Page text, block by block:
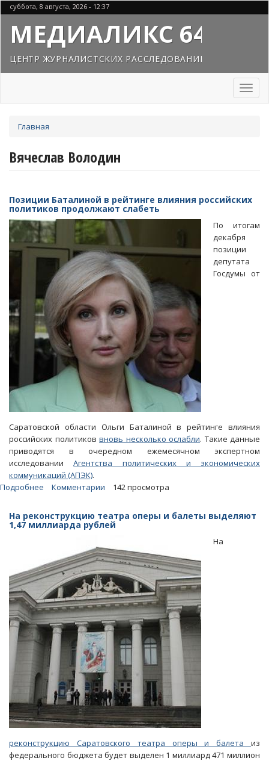
Перейти
к
основному
содержанию
суббота, 8 августа, 2026 - 12:37
МЕДИАЛИКС 64
ЦЕНТР ЖУРНАЛИСТСКИХ РАССЛЕДОВАНИЙ
Toggle
здесь
Главная
Вячеслав Володин
Позиции Баталиной в рейтинге влияния российских
политиков продолжают слабеть
По итогам
декабря
позиции
депутата
Госдумы от
Саратовской области Ольги Баталиной в рейтинге влияния
российских политиков вновь несколько ослабли. Такие данные
приводятся в очередном ежемесячном экспертном
исследованииАгентства политических и экономических
коммуникаций (АПЭК).
Подробнее
в
российских
политиков
продолжают
слабеть
Комментарии 142 просмотра
На реконструкцию театра оперы и балеты выделяют
1,47 миллиарда рублей
На
реконструкцию Саратовского театра оперы и балета из
федерального бюджета будет выделен 1 миллиард 471 миллион